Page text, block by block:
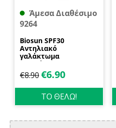
Άμεσα Διαθέσιμο
9264
Biosun SPF30
Αντηλιακό
γαλάκτωμα
προσώπου και
σώματος 70ml
Biosanto
€8.90€6.90
ΤΟ ΘΕΛΩ!